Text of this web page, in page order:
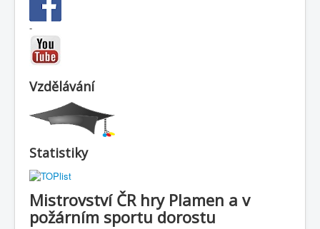
-
Vzdělávání
Statistiky
Mistrovství ČR hry Plamen a v
požárním sportu dorostu